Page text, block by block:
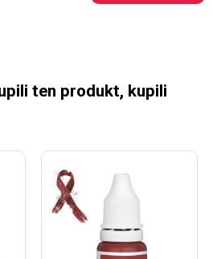
ten produkt, kupili